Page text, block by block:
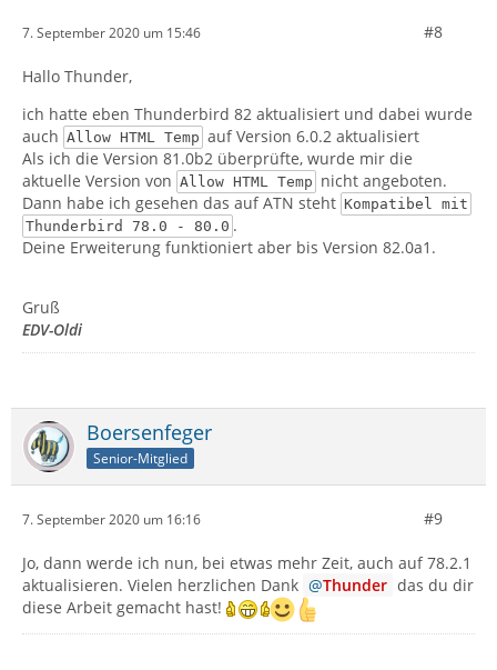
7. September 2020 um 15:46 #8
Hallo Thunder,
ich hatte eben Thunderbird 82 aktualisiert und dabei wurde
auch Allow HTML Temp auf Version 6.0.2 aktualisiert
Als ich die Version 81.0b2 überprüfte, wurde mir die
aktuelle Version von Allow HTML Temp nicht angeboten.
Dann habe ich gesehen das auf ATN steht Kompatibel mit
Thunderbird 78.0 - 80.0 .
Deine Erweiterung funktioniert aber bis Version 82.0a1.
Gruß
EDV-Oldi
Boersenfeger
Senior-Mitglied
7. September 2020 um 16:16 #9
Jo, dann werde ich nun, bei etwas mehr Zeit, auch auf 78.2.1
aktualisieren. Vielen herzlichen Dank
Thunder das du dir
diese Arbeit gemacht hast!